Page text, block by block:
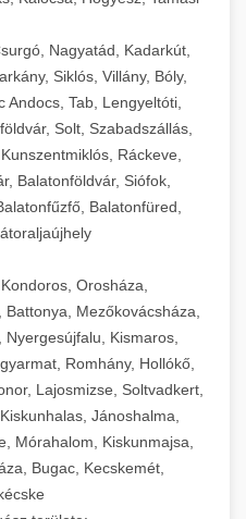
Nagyatád, Kadarkút,
Siklós, Villány, Bóly,
Andocs, Tab, Lengyeltóti,
Solt, Szabadszállás,
Ráckeve,
Balatonföldvár, Siófok,
Balatonfüred,
Orosháza,
Mezőkovácsháza,
Kismaros,
Romhány, Hollókő,
Lajosmizse, Soltvadkert,
Jánoshalma,
Mórahalom, Kiskunmajsa,
Bugac, Kecskemét,